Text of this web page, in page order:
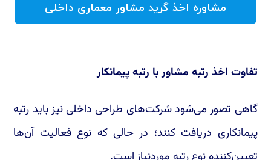
مشاوره اخذ گرید مشاور معماری داخلی
تفاوت اخذ رتبه مشاور با رتبه پیمانکار
گاهی تصور می‌شود شرکت‌های طراحی داخلی نیز باید رتبه
پیمانکاری دریافت کنند؛ در حالی که نوع فعالیت آن‌ها